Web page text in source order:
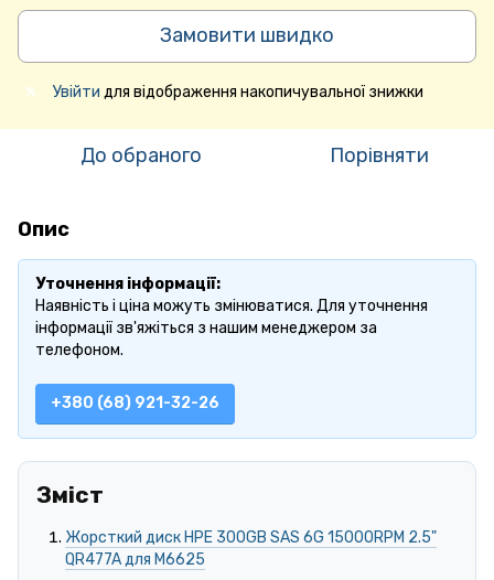
Замовити швидко
% Увійти для відображення накопичувальної знижки
До обраного Порівняти
Опис
Уточнення інформації:
Наявність і ціна можуть змінюватися. Для уточнення
інформації зв'яжіться з нашим менеджером за
телефоном.
+380 (68) 921-32-26
Зміст
Жорсткий диск HPE 300GB SAS 6G 15000RPM 2.5"
QR477A для M6625